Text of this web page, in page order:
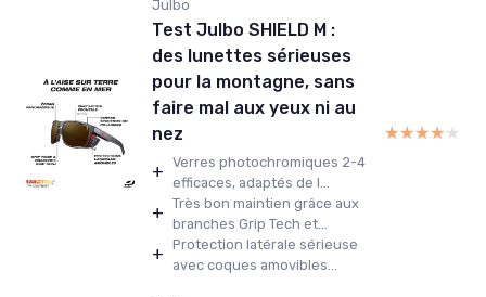
Julbo
Test Julbo SHIELD M :
des lunettes sérieuses
pour la montagne, sans
faire mal aux yeux ni au
nez
+ Verres photochromiques 2-4
efficaces, adaptés de l...
+ Très bon maintien grâce aux
branches Grip Tech et...
+ Protection latérale sérieuse
avec coques amovibles...
★★★★★
★★★★★